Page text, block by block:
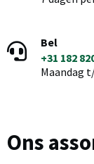
Bel
+31 182
Maandag
Ons